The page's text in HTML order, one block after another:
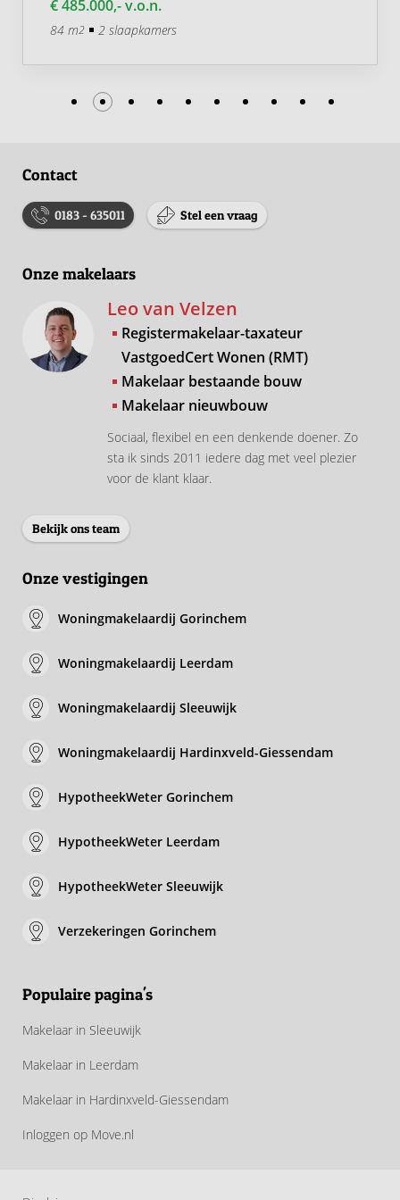
€ 485.000,- v.o.n.
84 m2 2 slaapkamers
Contact
0183 - 635011 Stel een vraag
Onze makelaars
Leo van Velzen
Registermakelaar-taxateur
VastgoedCert Wonen (RMT)
Makelaar bestaande bouw
Makelaar nieuwbouw
Sociaal, flexibel en een denkende doener. Zo
sta ik sinds 2011 iedere dag met veel plezier
voor de klant klaar.
Bekijk ons team
Onze vestigingen
Woningmakelaardij Gorinchem
Woningmakelaardij Leerdam
Woningmakelaardij Sleeuwijk
Woningmakelaardij Hardinxveld-Giessendam
HypotheekWeter Gorinchem
HypotheekWeter Leerdam
HypotheekWeter Sleeuwijk
Verzekeringen Gorinchem
Populaire pagina's
Makelaar in Sleeuwijk
Makelaar in Leerdam
Makelaar in Hardinxveld-Giessendam
Inloggen op Move.nl